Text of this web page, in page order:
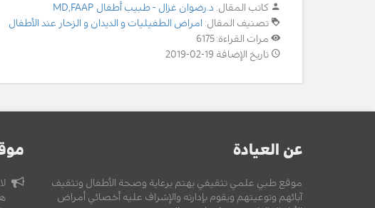
كاتب المقال: د.رضوان غزال - طبيب أطفال MD,FAAP
تصنيف المقال: امراض الطفيليات و الديدان و الزحار عند الأطفال
مرات القراءة: 6175
تاريخ الإضافة 19-02-2019
عن العيادة
موقع طبي علمي تثقيفي يهتم برعاية وصحة الأطفال وتثقيف
آبائهم وتوعيتهم ويقوم بإدارته والإشراف عليه أخصائي أمراض